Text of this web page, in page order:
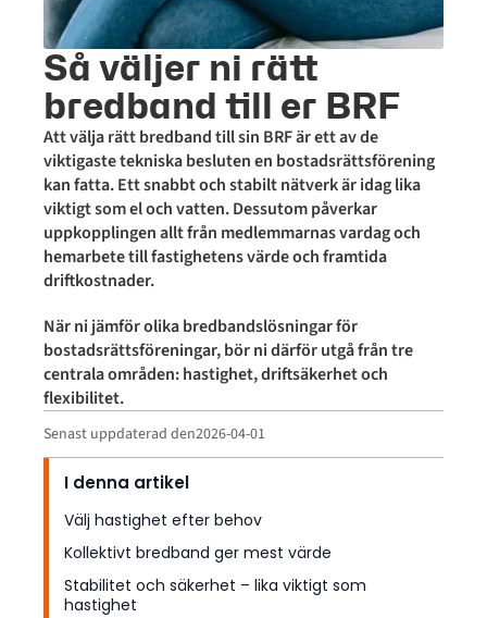
Så väljer ni rätt
bredband till er BRF
Att välja rätt bredband till sin BRF är ett av de
viktigaste tekniska besluten en bostadsrättsförening
kan fatta. Ett snabbt och stabilt nätverk är idag lika
viktigt som el och vatten. Dessutom påverkar
uppkopplingen allt från medlemmarnas vardag och
hemarbete till fastighetens värde och framtida
driftkostnader.
När ni jämför olika bredbandslösningar för
bostadsrättsföreningar, bör ni därför utgå från tre
centrala områden: hastighet, driftsäkerhet och
flexibilitet.
Senast uppdaterad den2026-04-01
I denna artikel
Välj hastighet efter behov
Kollektivt bredband ger mest värde
Stabilitet och säkerhet – lika viktigt som
hastighet